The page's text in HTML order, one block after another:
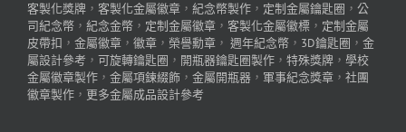
客製化獎牌 ， 客製化金屬徽章 ， 紀念幣製作 ， 定制金屬鑰匙圈 ， 公
司紀念幣 ， 紀念金幣 ， 定制金屬徽章 ， 客製化金屬徽標 ， 定制金屬
皮帶扣 ， 金屬徽章 ， 徽章 ， 榮譽勳章 ， 週年紀念幣 ， 3D鑰匙圈 ， 金
屬設計參考 ， 可旋轉鑰匙圈 ， 開瓶器鑰匙圈製作 ， 特殊獎牌 ， 學校
金屬徽章製作 ， 金屬項鍊綴飾 ， 金屬開瓶器 ， 軍事紀念獎章 ， 社團
徽章製作 ， 更多金屬成品設計參考